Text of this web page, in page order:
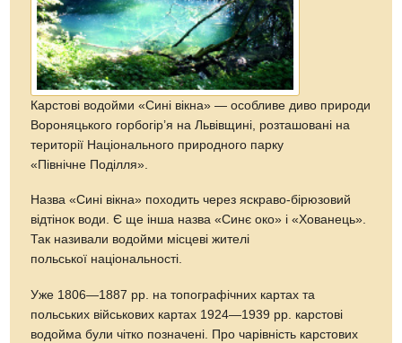
Карстові водойми «Сині вікна» — особливе диво природи
Вороняцького горбогір’я на Львівщині, розташовані на
території Національного природного парку
«Північне Поділля».
Назва «Сині вікна» походить через яскраво-бірюзовий
відтінок води. Є ще інша назва «Синє око» і «Хованець».
Так називали водойми місцеві жителі
польської національності.
Уже 1806—1887 рр. на топографічних картах та
польських військових картах 1924—1939 рр. карстові
водойма були чітко позначені. Про чарівність карстових